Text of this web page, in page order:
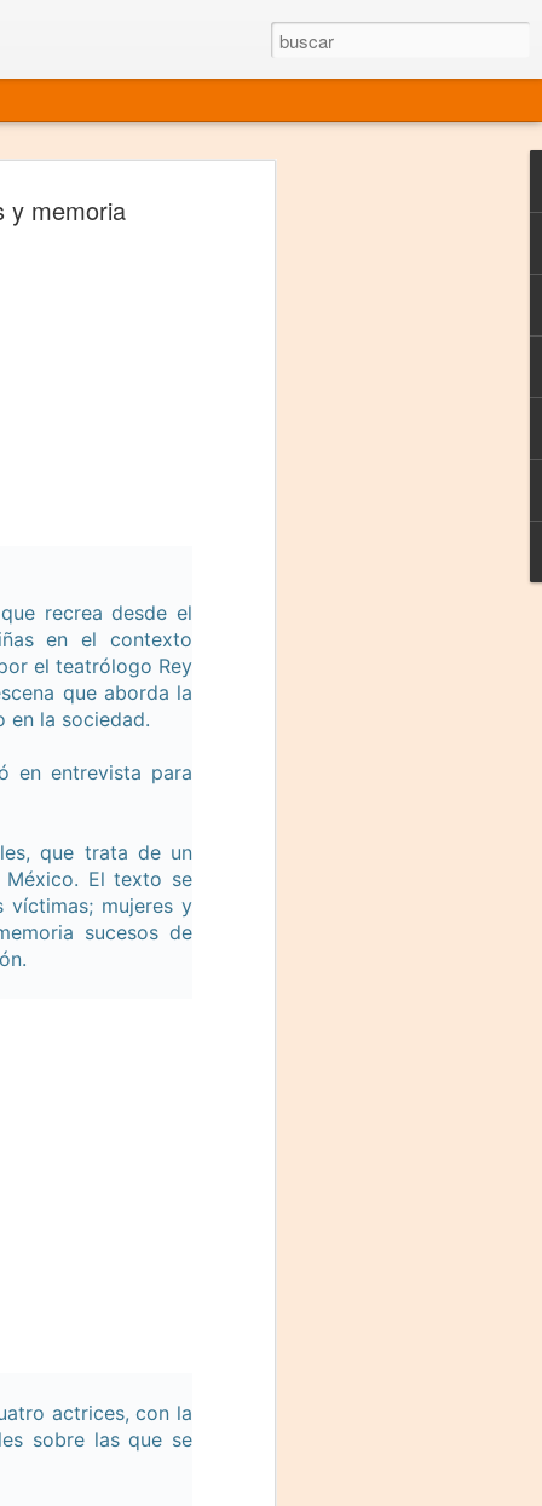
y memoria
recrea desde el
en el contexto
el teatrólogo Rey
que aborda la
en la sociedad.
en entrevista para
que trata de un
México. El texto se
víctimas; mujeres y
sucesos de
actrices, con la
sobre las que se
mexicano vivo
en el mundo
de Derechos Humanos.
Las Nueve Musas
AUG
6
La noche que jamás
existió - Colonia
Sábado 15 de agosto